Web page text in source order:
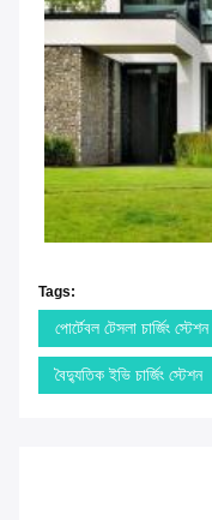
Tags:
পোর্টেবল টেসলা চার্জিং স্টেশন
বৈদ্যুতিক ইভি চার্জিং স্টেশন